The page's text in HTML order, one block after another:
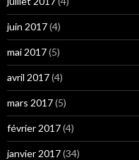
juin 2017(4)
mai 2017(5)
avril 2017(4)
mars 2017(5)
février 2017(4)
janvier 2017(34)